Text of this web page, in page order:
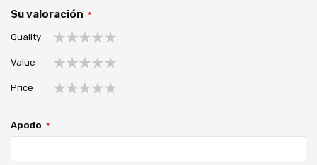
Su valoración
Quality
estrella
estrellas
estrellas
estrellas
estrellas
Value
estrella
estrellas
estrellas
estrellas
estrellas
Price
Apodo